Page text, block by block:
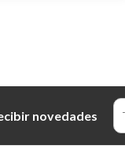
novedades